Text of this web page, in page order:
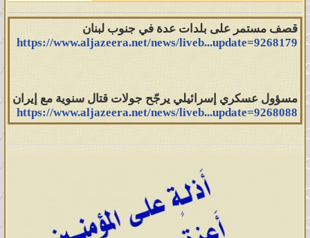
قصف مستمر على بلدات عدة في جنوب لبنان
https://www.aljazeera.net/news/liveb...update=9268179
مسؤول عسكري إسرائيلي يرجّح جولات قتال سنوية مع إيران
https://www.aljazeera.net/news/liveb...update=9268088